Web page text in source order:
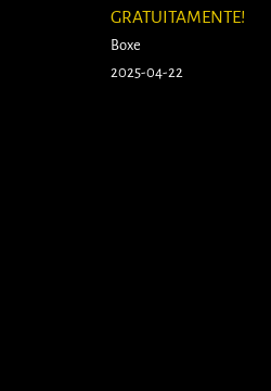
GRATUITAMENTE!
Boxe
2025-04-22